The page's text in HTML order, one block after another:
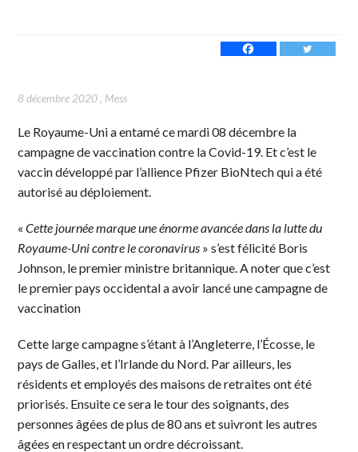
8 décembre 2020, Mess
Le Royaume-Uni a entamé ce mardi 08 décembre la
campagne de vaccination contre la Covid-19. Et c’est le
vaccin développé par l’allience Pfizer BioNtech qui a été
autorisé au déploiement.
«Cette journée marque une énorme avancée dans la lutte du
Royaume-Uni contre le coronavirus » s’est félicité Boris
Johnson, le premier ministre britannique. A noter que c’est
le premier pays occidental a avoir lancé une campagne de
vaccination
Cette large campagne s’étant à l’Angleterre, l’Écosse, le
pays de Galles, et l’Irlande du Nord. Par ailleurs, les
résidents et employés des maisons de retraites ont été
priorisés. Ensuite ce sera le tour des soignants, des
personnes âgées de plus de 80 ans et suivront les autres
âgées en respectant un ordre décroissant.